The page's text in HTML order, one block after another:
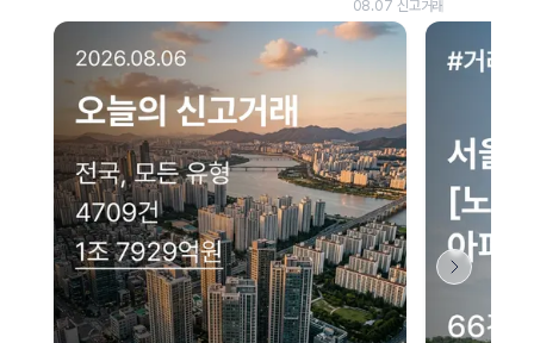
네이버 지도 연결 안내
현재 네이버 지도 연결이 원활하지 않아 지도를 불러올 수 없습니다.
이용에 불편을 드려 죄송합니다.
다시 시도